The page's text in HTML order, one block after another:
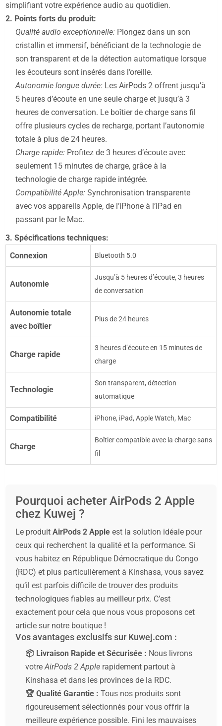
simplifiant votre expérience audio au quotidien.
2. Points forts du produit:
Qualité audio exceptionnelle: Plongez dans un son
cristallin et immersif, bénéficiant de la technologie de
son transparent et de la détection automatique lorsque
les écouteurs sont insérés dans l’oreille.
Autonomie longue durée: Les AirPods 2 offrent jusqu’à
5 heures d’écoute en une seule charge et jusqu’à 3
heures de conversation. Le boîtier de charge sans fil
offre plusieurs cycles de recharge, portant l’autonomie
totale à plus de 24 heures.
Charge rapide: Profitez de 3 heures d’écoute avec
seulement 15 minutes de charge, grâce à la
technologie de charge rapide intégrée.
Compatibilité Apple: Synchronisation transparente
avec vos appareils Apple, de l’iPhone à l’iPad en
passant par le Mac.
3. Spécifications techniques:
Connexion
Bluetooth 5.0
Autonomie
Jusqu’à 5 heures d’écoute, 3 heures
de conversation
Autonomie totale
avec boîtier
Plus de 24 heures
Charge rapide
3 heures d’écoute en 15 minutes de
charge
Technologie
Son transparent, détection
automatique
Compatibilité iPhone, iPad, Apple Watch, Mac
Charge
Boîtier compatible avec la charge sans
fil
Pourquoi acheter AirPods 2 Apple
chez Kuwej ?
Le produit AirPods 2 Apple est la solution idéale pour
ceux qui recherchent la qualité et la performance. Si
vous habitez en République Démocratique du Congo
(RDC) et plus particulièrement à Kinshasa, vous savez
qu’il est parfois difficile de trouver des produits
technologiques fiables au meilleur prix. C’est
exactement pour cela que nous vous proposons cet
article sur notre boutique !
Vos avantages exclusifs sur Kuwej.com :
📦 Livraison Rapide et Sécurisée : Nous livrons
votreAirPods 2 Apple rapidement partout à
Kinshasa et dans les provinces de la RDC.
🏆 Qualité Garantie : Tous nos produits sont
rigoureusement sélectionnés pour vous offrir la
meilleure expérience possible. Fini les mauvaises